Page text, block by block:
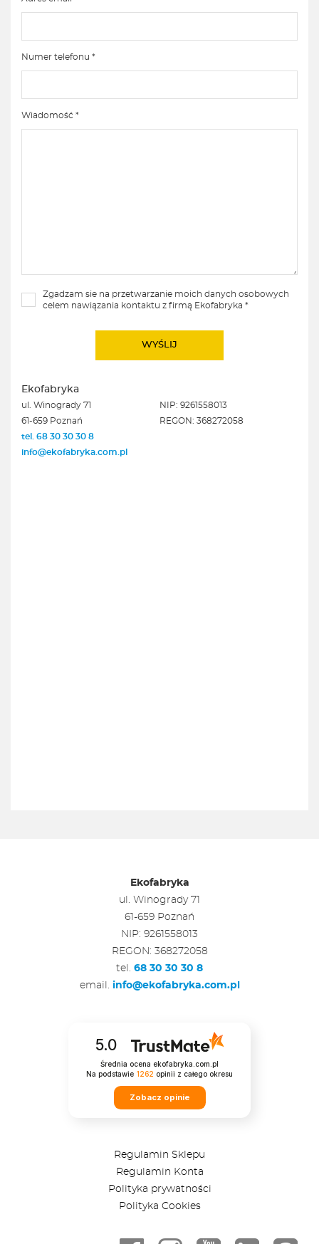
Numer telefonu *
Wiadomość *
Zgadzam sie na przetwarzanie moich danych osobowych
celem nawiązania kontaktu z firmą Ekofabryka *
Ekofabryka
ul. Winogrady 71
61-659 Poznań
tel. 68 30 30 30 8
info@ekofabryka.com.pl
NIP: 9261558013
REGON: 368272058
Ekofabryka
ul. Winogrady 71
61-659 Poznań
NIP: 9261558013
REGON: 368272058
tel. 68 30 30 30 8
email. info@ekofabryka.com.pl
5.0
Średnia ocena ekofabryka.com.pl
Na podstawie 1262 opinii z całego okresu
Zobacz opinie
Regulamin Sklepu
Regulamin Konta
Polityka prywatności
Polityka Cookies